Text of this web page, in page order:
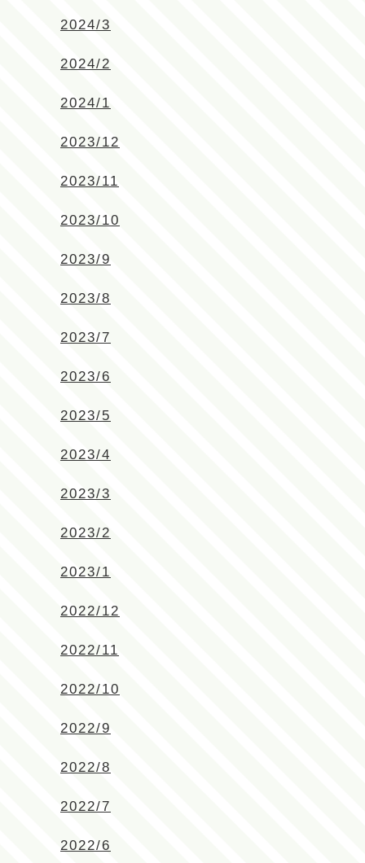
2024/3
2024/2
2024/1
2023/12
2023/11
2023/10
2023/9
2023/8
2023/7
2023/6
2023/5
2023/4
2023/3
2023/2
2023/1
2022/12
2022/11
2022/10
2022/9
2022/8
2022/7
2022/6